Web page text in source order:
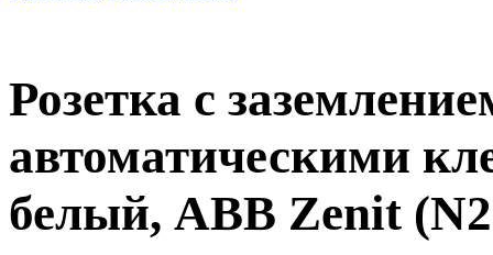
Розетка с
автоматическими
белый, ABB Zenit